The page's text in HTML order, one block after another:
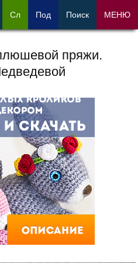
пряжи.
Сл Под Поиск МЕНЮ